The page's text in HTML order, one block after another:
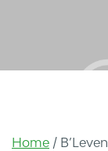
Home /